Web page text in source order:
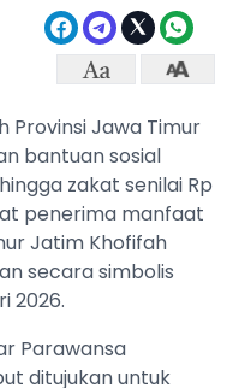
Provinsi Jawa Timur
bantuan sosial
zakat senilai Rp
penerima manfaat
Jatim Khofifah
secara simbolis
2026.
Parawansa
ditujukan untuk